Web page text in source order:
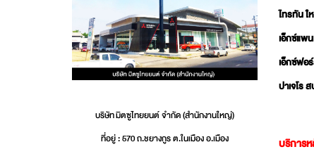
บริษัท มิตซูไทยยนต์ จำกัด (สำนักงานใหญ่)
ที่อยู่ : 570 ถ.ชยางกูร ต.ในเมือง อ.เมือง
ไทรทัน ใ
เอ็กซ์แพ
เอ็กซ์ฟอ
ปาเจโร
บริการ